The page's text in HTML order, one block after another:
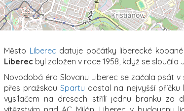
Město Liberec datuje počátky liberecké kopané
Liberec byl založen v roce 1958, když se sloučila
Novodobá éra Slovanu Liberec se začala psát
přes pražskouSpartu dostal na nejvyšší příčku
vysílačem na dresech střílí jednu branku za